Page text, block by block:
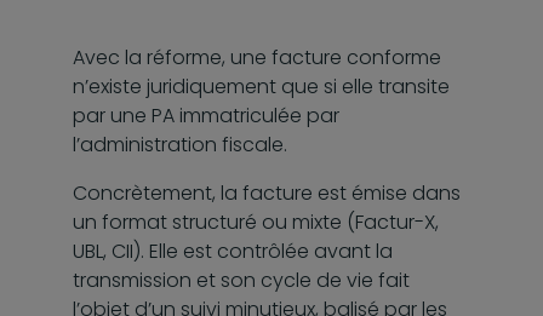
Avec la réforme, une facture conforme
n’existe juridiquement que si elle transite
par une PA immatriculée par
l’administration fiscale.
Concrètement, la facture est émise dans
un format structuré ou mixte (Factur-X,
UBL, CII). Elle est contrôlée avant la
transmission et son cycle de vie fait
l’objet d’un suivi minutieux, balisé par les